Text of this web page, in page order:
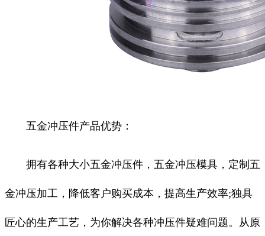
五金冲压件产品优势：
拥有各种大小五金冲压件，五金冲压模具，定制五
金冲压加工，降低客户购买成本，提高生产效率;独具
匠心的生产工艺，为你解决各种冲压件疑难问题。从原